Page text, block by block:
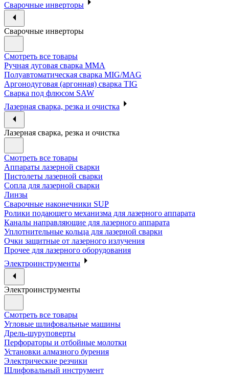
Сварочные инверторы
Сварочные инверторы
Смотреть все товары
Ручная дуговая сварка MMA
Полуавтоматическая сварка MIG/MAG
Аргонодуговая (аргонная) сварка TIG
Сварка под флюсом SAW
Лазерная сварка, резка и очистка
Лазерная сварка, резка и очистка
Смотреть все товары
Аппараты лазерной сварки
Пистолеты лазерной сварки
Сопла для лазерной сварки
Линзы
Сварочные наконечники SUP
Ролики подающего механизма для лазерного аппарата
Каналы направляющие для лазерного аппарата
Уплотнительные кольца для лазерной сварки
Очки защитные от лазерного излучения
Прочее для лазерного оборудования
Электроинструменты
Электроинструменты
Смотреть все товары
Угловые шлифовальные машины
Дрель-шуруповерты
Перфораторы и отбойные молотки
Установки алмазного бурения
Электрические резчики
Шлифовальный инструмент